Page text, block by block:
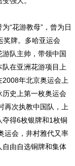
花游教母”，曾为日
奖牌。多哈亚运会
队主帅，带领中国
队在亚洲花游项目上
2008年北京奥运会上
历史上第一枚奥运会
再次执教中国队，上
得6枚银牌和1枚铜
运会，井村雅代又率
自由自选铜牌和集体